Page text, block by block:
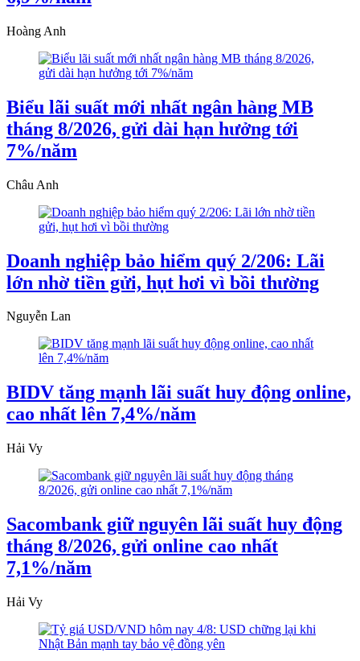
Hoàng Anh
Biểu lãi suất mới nhất ngân hàng MB
tháng 8/2026, gửi dài hạn hưởng tới
7%/năm
Châu Anh
Doanh nghiệp bảo hiểm quý 2/206: Lãi
lớn nhờ tiền gửi, hụt hơi vì bồi thường
Nguyễn Lan
BIDV tăng mạnh lãi suất huy động online,
cao nhất lên 7,4%/năm
Hải Vy
Sacombank giữ nguyên lãi suất huy động
tháng 8/2026, gửi online cao nhất
7,1%/năm
Hải Vy